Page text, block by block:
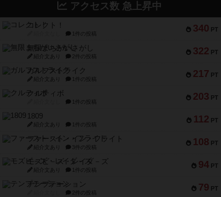
アクセス数 急上昇中
340 PT
コレクト！
1件の投稿
322 PT
無限まちがいさがし
紹介文あり 2件の投稿
217 PT
ガルフストライク
紹介文あり 1件の投稿
203 PT
クルティボ
1件の投稿
112 PT
1809
紹介文あり 1件の投稿
108 PT
ファースト・イン・フライト
紹介文あり 3件の投稿
94 PT
モズビ－ズ・レイダ－ズ
紹介文あり 1件の投稿
79 PT
テンプテーション
2件の投稿